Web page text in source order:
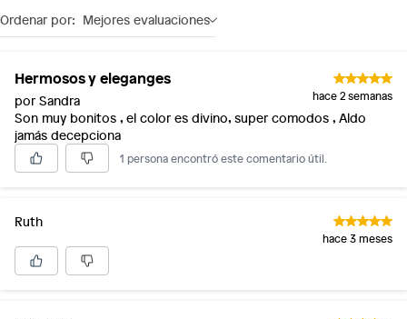
Ordenar por: Mejores evaluaciones
Hermosos y eleganges
por Sandra hace 2 semanas
Son muy bonitos , el color es divino, super comodos , Aldo
jamás decepciona
1 persona encontró este comentario útil.
Ruth
hace 3 meses